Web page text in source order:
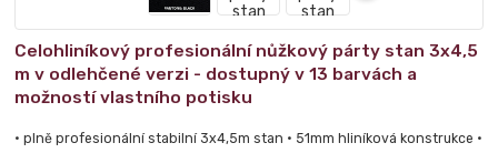
Celohliníkový profesionální nůžkový párty stan 3x4,5
m v odlehčené verzi - dostupný v 13 barvách a
možností vlastního potisku
• plně profesionální stabilní 3x4,5m stan • 51mm hliníková konstrukce •